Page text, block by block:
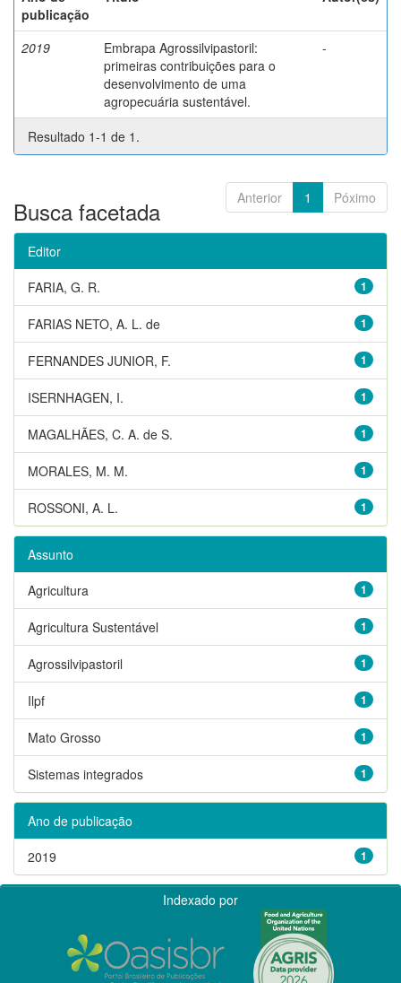
publicação
2019
Embrapa Agrossilvipastoril:
primeiras contribuições para o
desenvolvimento de uma
agropecuária sustentável.
-
Resultado 1-1 de 1.
Anterior 1 Póximo
Busca facetada
Editor
1
FARIA, G. R.
1
FARIAS NETO, A. L. de
1
FERNANDES JUNIOR, F.
1
ISERNHAGEN, I.
1
MAGALHÃES, C. A. de S.
1
MORALES, M. M.
1
ROSSONI, A. L.
Assunto
1
Agricultura
1
Agricultura Sustentável
1
Agrossilvipastoril
1
Ilpf
1
Mato Grosso
1
Sistemas integrados
Ano de publicação
1
2019
Indexado por